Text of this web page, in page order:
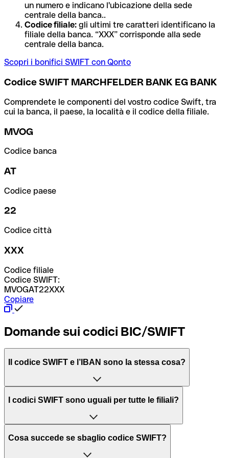
un numero e indicano l'ubicazione della sede
centrale della banca..
Codice filiale: gli ultimi tre caratteri identificano la
filiale della banca. “XXX” corrisponde alla sede
centrale della banca.
Scopri i bonifici SWIFT con Qonto
Codice SWIFT MARCHFELDER BANK EG BANK
Comprendete le componenti del vostro codice Swift, tra
cui la banca, il paese, la località e il codice della filiale.
MVOG
Codice banca
AT
Codice paese
22
Codice città
XXX
Codice filiale
Codice SWIFT:
MVOGAT22XXX
Copiare
Domande sui codici BIC/SWIFT
Il codice SWIFT e l’IBAN sono la stessa cosa?
L'acronimo SWIFT sta per “Society for Worldwide
per l’elaborazione dei pagamenti tra diversi Paesi.
Il BIC, invece, sta per “Bank Identifier Code” ed è una
I codici SWIFT sono uguali per tutte le filiali?
Dipende dalle banche. In alcuni casi le banche utilizzano
Cosa succede se sbaglio codice SWIFT?